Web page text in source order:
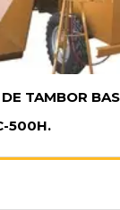
TAMBOR
500H.